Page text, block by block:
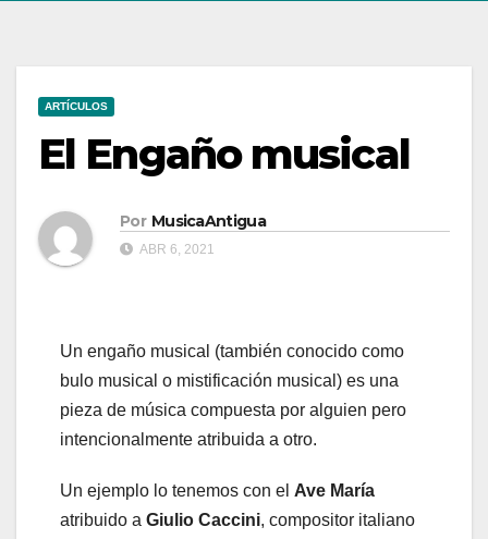
ARTÍCULOS
El Engaño musical
Por MusicaAntigua
ABR 6, 2021
Un engaño musical (también conocido como
bulo musical o mistificación musical) es una
pieza de música compuesta por alguien pero
intencionalmente atribuida a otro.
Un ejemplo lo tenemos con el Ave María
atribuido a Giulio Caccini, compositor italiano